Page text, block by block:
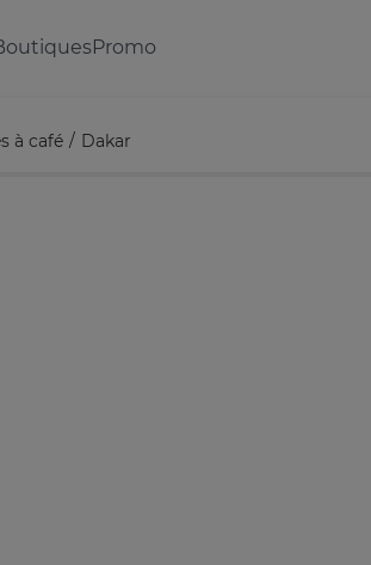
Promo
à café Dakar